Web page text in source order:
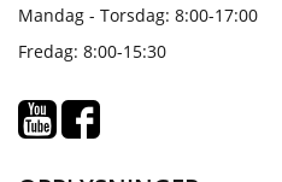
Mandag - Torsdag: 8:00-17:00
Fredag: 8:00-15:30